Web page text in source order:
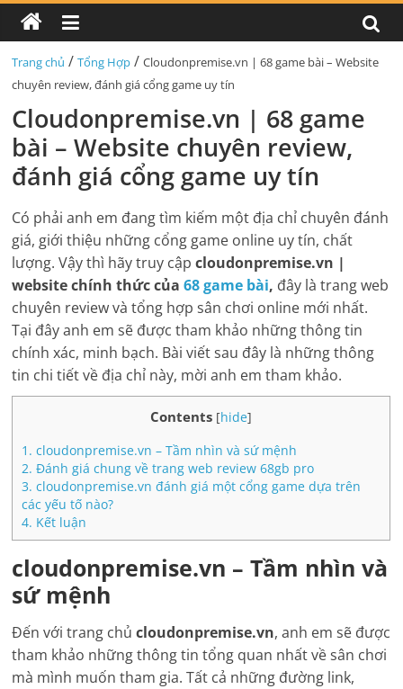
Trang chủ /Tổng Hợp /Cloudonpremise.vn | 68 game bài – Website
chuyên review, đánh giá cổng game uy tín
Cloudonpremise.vn | 68 game
bài – Website chuyên review,
đánh giá cổng game uy tín
Có phải anh em đang tìm kiếm một địa chỉ chuyên đánh
giá, giới thiệu những cổng game online uy tín, chất
lượng. ⁠Vậy thì hãy truy cập ⁠cloudonpremise.vn |
website chính thức của68 game bài, đây là trang web
chuyên review và tổng hợp sân chơi online mới nhất.
Tại đây anh em sẽ được tham khảo những thông tin
chính xác, minh bạch. Bài viết sau đây là những thông
tin chi tiết về địa chỉ này, mời anh em tham khảo.
Contents [hide]
1. cloudonpremise.vn – Tầm nhìn và sứ mệnh
2. Đánh giá chung về trang web review 68gb pro
3. cloudonpremise.vn đánh giá một cổng game dựa trên
các yếu tố nào?
4. Kết luận
cloudonpremise.vn – Tầm nhìn và
sứ mệnh
Đến với trang chủcloudonpremise.vn, anh em sẽ được
tham khảo những thông tin tổng quan nhất về sân chơi
mà mình muốn tham gia. Tất cả những đường link,